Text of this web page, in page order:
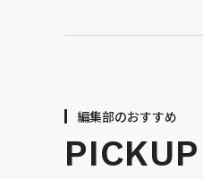
編集部のおすすめ
PICKUP